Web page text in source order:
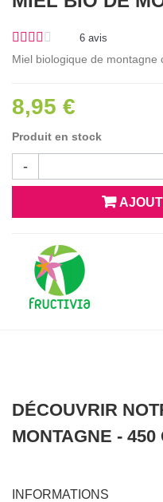
6 avis
Miel biologique de montagne
8,95 €
Produit en stock
-
DÉCOUVRIR
MONTAGNE - 450
INFORMATIONS